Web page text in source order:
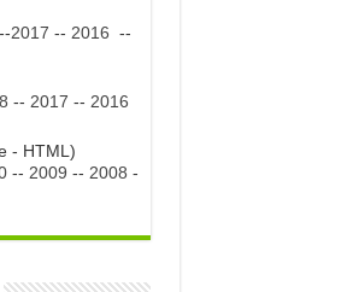
--2017 -- 2016 --
-- 2017 -- 2016
- HTML)
-- 2009 -- 2008 -